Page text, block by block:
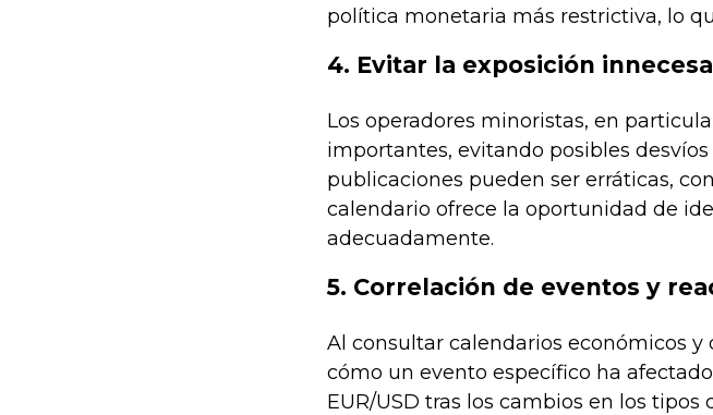
política monetaria más restrictiva, lo
4. Evitar la exposición
Los operadores minoristas, en
importantes, evitando posibles
publicaciones pueden ser erráticas,
calendario ofrece la oportunidad de
adecuadamente.
5. Correlación de eventos y
Al consultar calendarios económicos y
cómo un evento específico ha
EUR/USD tras los cambios en los